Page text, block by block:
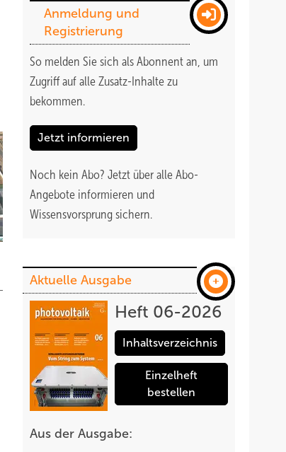
Anmeldung und
Registrierung
So melden Sie sich als Abonnent an, um
Zugriff auf alle Zusatz-Inhalte zu
bekommen.
Jetzt informieren
Noch kein Abo? Jetzt über alle Abo-
Angebote informieren und
Wissensvorsprung sichern.
Aktuelle Ausgabe
Heft 06-2026
Inhaltsverzeichnis
Einzelheft
bestellen
Aus der Ausgabe: